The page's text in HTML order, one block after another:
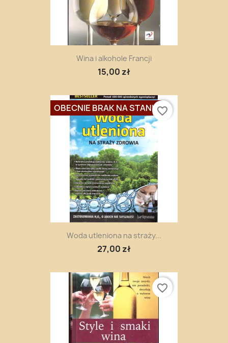
Wina i alkohole Francji
15,00 zł
Woda utleniona na straży...
27,00 zł
OBECNIE BRAK NA STANIEfavorite_border
favorite_border